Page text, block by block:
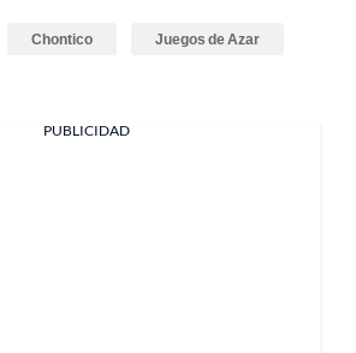
Chontico Juegos de Azar
PUBLICIDAD